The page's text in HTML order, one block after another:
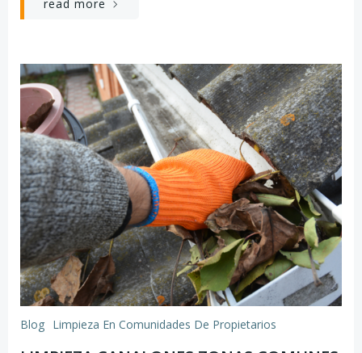
read more
Blog Limpieza En Comunidades De Propietarios